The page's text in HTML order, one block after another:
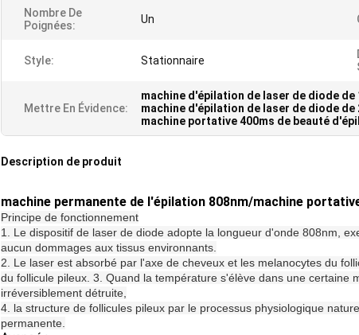
Nombre De
Poignées:
Un
Style: Stationnaire
Mettre En Évidence:
machine d'épilation de laser de diode de
machine d'épilation de laser de diode de
machine portative 400ms de beauté
Description de produit
machine permanente de l'épilation 808nm/machine
Principe de fonctionnement
1. Le dispositif de laser de diode adopte la longueur d'onde 808nm,
aucun dommages aux tissus environnants.
2. Le laser est absorbé par l'axe de cheveux et les melanocytes du
du follicule pileux. 3. Quand la température s'élève dans une certaine
irréversiblement détruite,
4. la structure de follicules pileux par le processus physiologique
permanente.